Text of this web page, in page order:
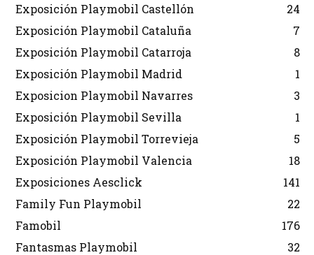
Exposición Playmobil Castellón
24
Exposición Playmobil Cataluña
7
Exposición Playmobil Catarroja
8
Exposición Playmobil Madrid
1
Exposicion Playmobil Navarres
3
Exposición Playmobil Sevilla
1
Exposición Playmobil Torrevieja
5
Exposición Playmobil Valencia
18
Exposiciones Aesclick
141
Family Fun Playmobil
22
Famobil
176
Fantasmas Playmobil
32